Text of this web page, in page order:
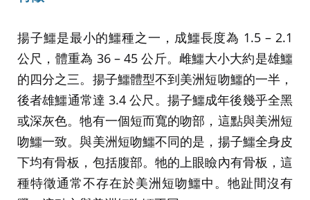
揚子鱷是最小的鱷種之一，成鱷長度為 1.5 – 2.1
公尺，體重為 36 – 45 公斤。雌鱷大小大約是雄鱷
的四分之三。揚子鱷體型不到美洲短吻鱷的一半，
後者雄鱷通常達 3.4 公尺。揚子鱷成年後幾乎全黑
或深灰色。牠有一個短而寬的吻部，這點與美洲短
吻鱷一致。與美洲短吻鱷不同的是，揚子鱷全身皮
下均有骨板，包括腹部。牠的上眼瞼內有骨板，這
種特徵通常不存在於美洲短吻鱷中。牠趾間沒有